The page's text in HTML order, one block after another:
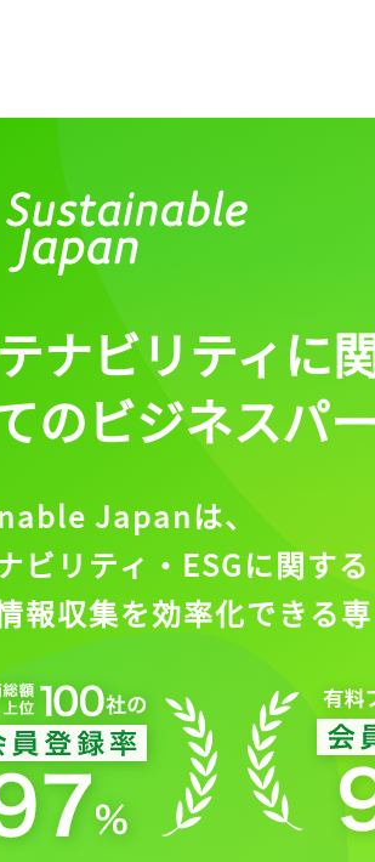
事をお気に入りに
会員登録
ナビリティに
のビジネスパ
Japanは、
ビリティ・ESGに関する
報収集を効率化できる